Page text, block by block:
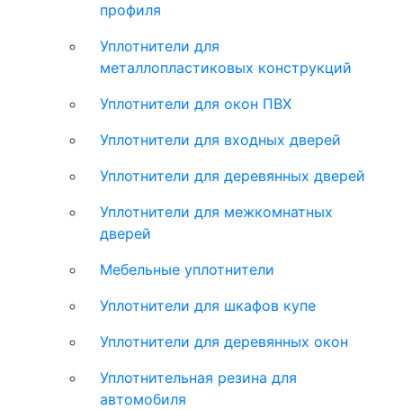
профиля
Уплотнители для
металлопластиковых конструкций
Уплотнители для окон ПВХ
Уплотнители для входных дверей
Уплотнители для деревянных дверей
Уплотнители для межкомнатных
дверей
Мебельные уплотнители
Уплотнители для шкафов купе
Уплотнители для деревянных окон
Уплотнительная резина для
автомобиля